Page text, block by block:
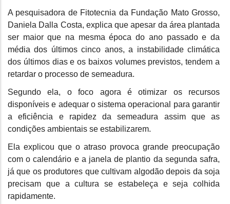
A pesquisadora de Fitotecnia da Fundação Mato Grosso,
Daniela Dalla Costa, explica que apesar da área plantada
ser maior que na mesma época do ano passado e da
média dos últimos cinco anos, a instabilidade climática
dos últimos dias e os baixos volumes previstos, tendem a
retardar o processo de semeadura.
Segundo ela, o foco agora é otimizar os recursos
disponíveis e adequar o sistema operacional para garantir
a eficiência e rapidez da semeadura assim que as
condições ambientais se estabilizarem.
Ela explicou que o atraso provoca grande preocupação
com o calendário e a janela de plantio da segunda safra,
já que os produtores que cultivam algodão depois da soja
precisam que a cultura se estabeleça e seja colhida
rapidamente.